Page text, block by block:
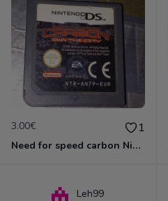
3.00€ 1
Need for speed carbon Nintendo ds
Leh99